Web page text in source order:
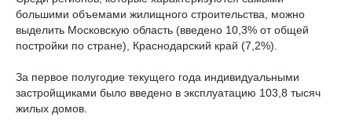
большими объемами жилищного строительства, можно
выделить Московскую область (введено 10,3% от общей
постройки по стране), Краснодарский край (7,2%).
За первое полугодие текущего года индивидуальными
застройщиками было введено в эксплуатацию 103,8 тысяч
жилых домов.